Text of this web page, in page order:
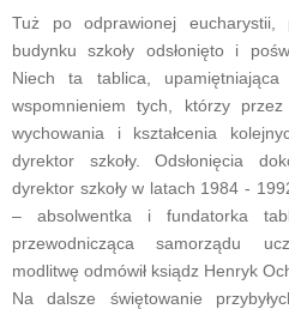
Tuż po odprawionej eucharystii,
budynku szkoły odsłonięto i
Niech ta tablica, upamiętniająca
wspomnieniem tych, którzy
wychowania i kształcenia
dyrektor szkoły. Odsłonięcia
dyrektor szkoły w latach 1984 -
– absolwentka i fundatorka
przewodnicząca samorządu
modlitwę odmówił ksiądz Henryk
Na dalsze świętowanie